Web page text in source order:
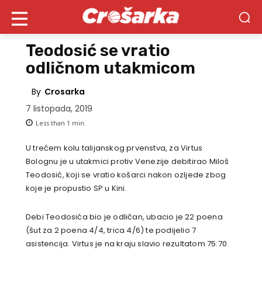
Teodosić se vratio
odličnom utakmicom
By Crosarka
7 listopada, 2019
Less than 1 min.
U trećem kolu talijanskog prvenstva, za Virtus
Bolognu je u utakmici protiv Venezije debitirao Miloš
Teodosić, koji se vratio košarci nakon ozljede zbog
koje je propustio SP u Kini.
Debi Teodosića bio je odličan, ubacio je 22 poena
(šut za 2 poena 4/4, trica 4/6) te podijelio 7
asistencija. Virtus je na kraju slavio rezultatom 75:70.